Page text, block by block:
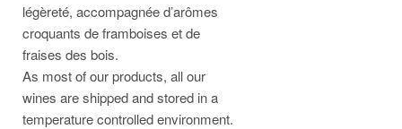
légèreté, accompagnée d’arômes
croquants de framboises et de
fraises des bois.
As most of our products, all our
wines are shipped and stored in a
temperature controlled environment.